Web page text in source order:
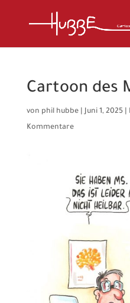
Cartoon des
von phil hubbe|Juni 1, 2025|
Kommentare